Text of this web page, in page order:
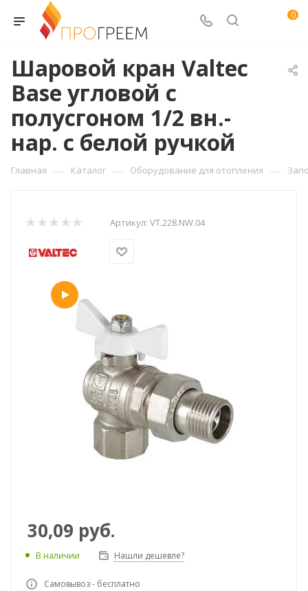
0
Шаровой кран Valtec
Base угловой с
полусгоном 1/2 вн.-
нар. с белой ручкой
Главная — Каталог — Оборудование для отопления —
Артикул: VT.228.NW.04
30,09 руб.
В наличии Нашли дешевле?
Самовывоз - бесплатно